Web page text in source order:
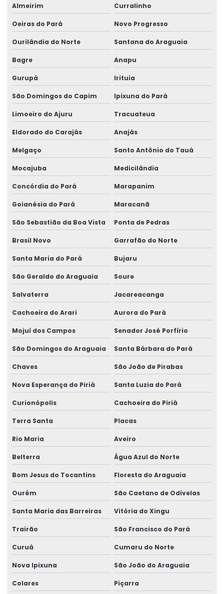
Almeirim Curralinho
Oeiras do Pará Novo Progresso
Ourilândia do Norte Santana do Araguaia
Bagre Anapu
Gurupá Irituia
São Domingos do Capim Ipixuna do Pará
Limoeiro do Ajuru Tracuateua
Eldorado do Carajás Anajás
Melgaço Santo Antônio do Tauá
Mocajuba Medicilândia
Concórdia do Pará Marapanim
Goianésia do Pará Maracanã
São Sebastião da Boa Vista Ponta de Pedras
Brasil Novo Garrafão do Norte
Santa Maria do Pará Bujaru
São Geraldo do Araguaia Soure
Salvaterra Jacareacanga
Cachoeira do Arari Aurora do Pará
Mojuí dos Campos Senador José Porfírio
São Domingos do Araguaia Santa Bárbara do Pará
Chaves São João de Pirabas
Nova Esperança do Piriá Santa Luzia do Pará
Curionópolis Cachoeira do Piriá
Terra Santa Placas
Rio Maria Aveiro
Belterra Água Azul do Norte
Bom Jesus do Tocantins Floresta do Araguaia
Ourém São Caetano de Odivelas
Santa Maria das Barreiras Vitória do Xingu
Trairão São Francisco do Pará
Curuá Cumaru do Norte
Nova Ipixuna São João do Araguaia
Colares Piçarra